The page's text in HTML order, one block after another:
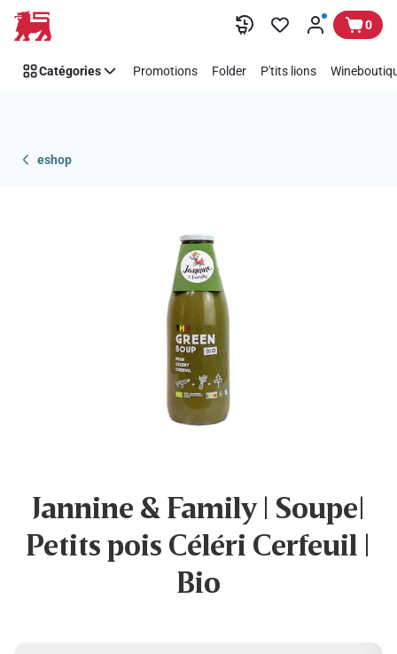
Passer 0
Catégories Promotions Folder P'tits lions
eshop
Jannine & Family | Soupe|
Petits pois Céléri Cerfeuil |
Bio